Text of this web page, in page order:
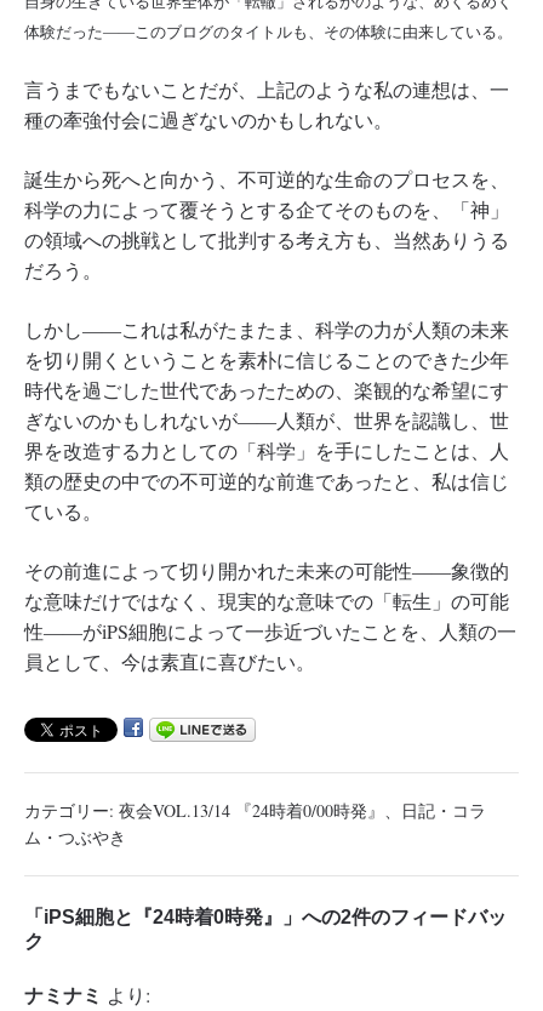
体験だった――このブログのタイトルも、その体験に由来している。
言うまでもないことだが、上記のような私の連想は、一
種の牽強付会に過ぎないのかもしれない。
誕生から死へと向かう、不可逆的な生命のプロセスを、
科学の力によって覆そうとする企てそのものを、「神」
の領域への挑戦として批判する考え方も、当然ありうる
だろう。
しかし――これは私がたまたま、科学の力が人類の未来
を切り開くということを素朴に信じることのできた少年
時代を過ごした世代であったための、楽観的な希望にす
ぎないのかもしれないが――人類が、世界を認識し、世
界を改造する力としての「科学」を手にしたことは、人
類の歴史の中での不可逆的な前進であったと、私は信じ
ている。
その前進によって切り開かれた未来の可能性――象徴的
な意味だけではなく、現実的な意味での「転生」の可能
性――がiPS細胞によって一歩近づいたことを、人類の一
員として、今は素直に喜びたい。
カテゴリー: 夜会VOL.13/14 『24時着0/00時発』 、
日記・コラ
ム・つぶやき
「iPS細胞と『24時着0時発』」への2件のフィードバッ
ク
ナミナミ より: